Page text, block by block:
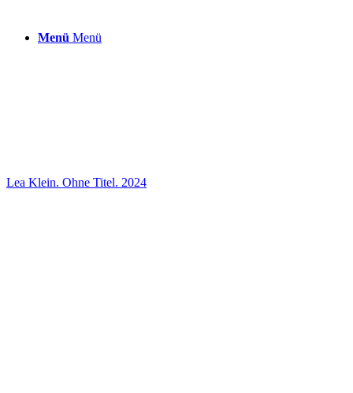
Menü Menü
Lea Klein. Ohne Titel. 2024